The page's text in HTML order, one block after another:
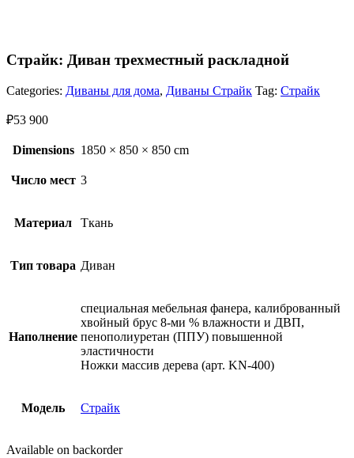
Страйк: Диван трехместный раскладной
Categories: Диваны для дома, Диваны Страйк Tag: Страйк
₽53 900
Dimensions 1850 × 850 × 850 cm
Число мест 3
Материал Ткань
Тип товара Диван
Наполнение
специальная мебельная фанера, калиброванный
хвойный брус 8-ми % влажности и ДВП,
пенополиуретан (ППУ) повышенной
эластичности
Ножки массив дерева (арт. KN-400)
Модель Страйк
Available on backorder